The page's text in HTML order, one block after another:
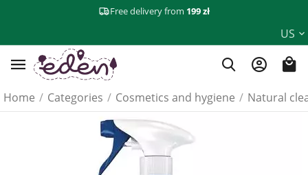
Free delivery from 199 zł
US
Home / Categories / Cosmetics and hygiene / Natural